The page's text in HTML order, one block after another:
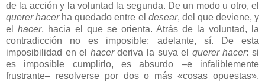
de la acción y la voluntad la segunda. De un modo u otro, el
querer hacerha quedado entre el desear, del que deviene, y
el hacer, hacia el que se orienta. Atrás de la voluntad, la
contradicción no es imposible; adelante, sí. De esta
imposibilidad en el hacerderiva la suya el querer hacer: si
es imposible cumplirlo, es absurdo –e infaliblemente
frustrante– resolverse por dos o más «cosas opuestas»,